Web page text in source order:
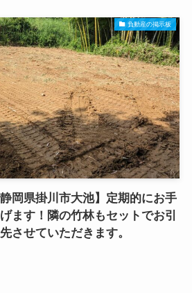
負動産の掲示板
岡県掛川市大池】定期的にお手
ます！隣の竹林もセットでお引
させていただきます。